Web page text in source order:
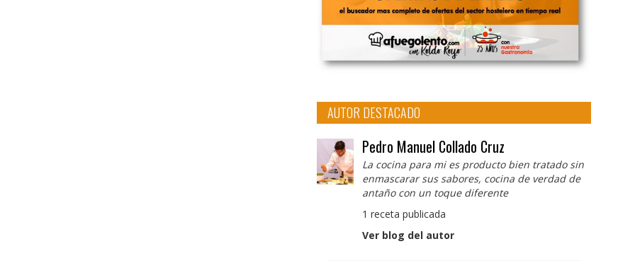
AUTOR DESTACADO
Pedro Manuel Collado Cruz
La cocina para mi es producto bien tratado sin
enmascarar sus sabores, cocina de verdad de
antaño con un toque diferente
1 receta publicada
Ver blog del autor